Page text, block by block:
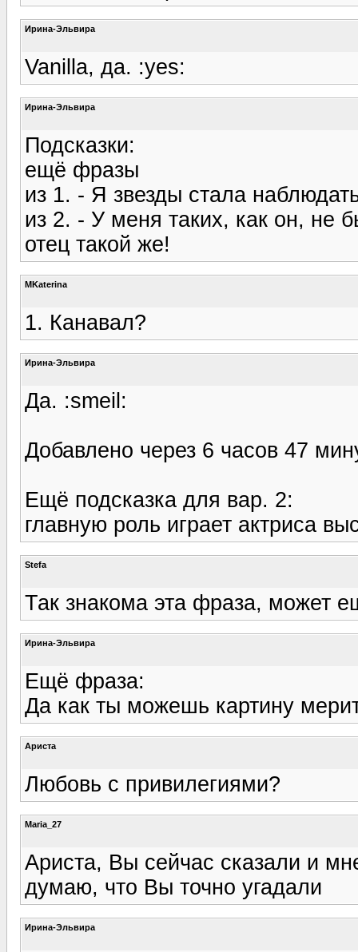
Ирина-Эльвира
Vanilla, да. :yes:
Ирина-Эльвира
Подсказки:
ещё фразы
из 1. - Я звезды стала
из 2. - У меня таких, как он, не
отец такой же!
MKaterina
1. Канавал?
Ирина-Эльвира
Да. :smeil:
Добавлено через 6 часов 47
Ещё подсказка для вар. 2:
главную роль играет актриса
Stefa
Так знакома эта фраза, может
Ирина-Эльвира
Ещё фраза:
Да как ты можешь картину
Ариста
Любовь с привилегиями?
Maria_27
Ариста, Вы сейчас сказали и
думаю, что Вы точно угадали
Ирина-Эльвира